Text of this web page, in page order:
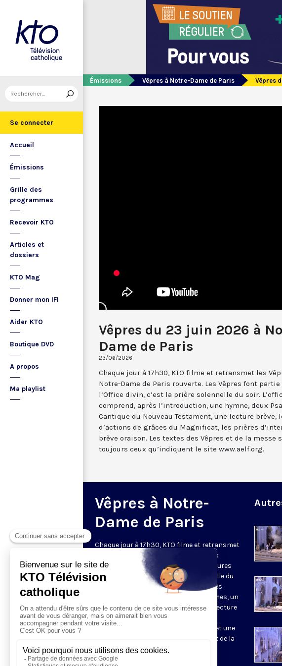
Se connecter
Accueil
Émissions
Grille des
programmes
Recevoir KTO
Articles et
dossiers
KTO Mag
Donner mon IFI
Aider KTO
Boutique DVD
A propos
Ma playlist
Émissions Vêpres à Notre-Dame de Paris Vêpres
Vêpres du 23 juin 2026 à
Dame de Paris
23/06/2026
Chaque jour à 17h30, KTO filme et retransmet les
Notre-Dame de Paris rouverte. Les Vêpres font partie
l’Office divin, c’est la prière solennelle du soir.
comprend, après l’introduction, une hymne, deux
Cantique du Nouveau Testament, une lecture brève,
d’actions de grâces du Magnificat, les prières
brève oraison. Les textes des Vêpres et de la messe
toujours ceux qu’indiquent le site www.aelf.org.
Vêpres à Notre-
Dame de Paris
Chaque jour à 17h30, KTO filme et retransmet
les Vêpres depuis Notre-Dame de Paris
rouverte. Les Vêpres font partie des Heures
de l’Office divin, c’est la prière solennelle du
soir. L’office de Vêpres comprend, après
l’introduction, une hymne, deux Psaumes, un
Cantique du Nouveau Testament, une lecture
brève, le chant d’actions de grâces du
Magnificat, les prières d’intercession et une
brève oraison. Les textes des Vêpres et de la
messe sont presque toujours ceux
qu’indiquent le site